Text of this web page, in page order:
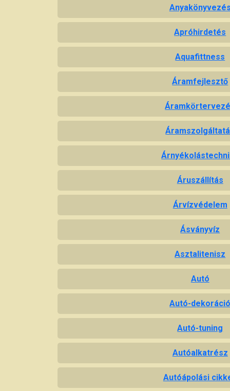
Anyakönyvezés
Apróhirdetés
Aquafittness
Áramfejlesztő
Áruszállítás
Árvízvédelem
Ásványvíz
Asztalitenisz
Autó
Autó-dekoráció
Autó-tuning
Autóalkatrész
Autóápolási